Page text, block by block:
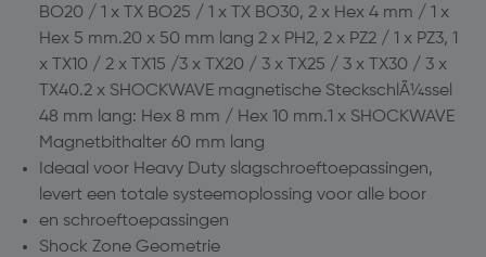
BO20 / 1 x TX BO25 / 1 x TX BO30, 2 x Hex 4 mm / 1 x
Hex 5 mm.20 x 50 mm lang 2 x PH2, 2 x PZ2 / 1 x PZ3, 1
x TX10 / 2 x TX15 /3 x TX20 / 3 x TX25 / 3 x TX30 / 3 x
TX40.2 x SHOCKWAVE magnetische SteckschlÃ¼ssel
48 mm lang: Hex 8 mm / Hex 10 mm.1 x SHOCKWAVE
Magnetbithalter 60 mm lang
Ideaal voor Heavy Duty slagschroeftoepassingen,
levert een totale systeemoplossing voor alle boor
en schroeftoepassingen
Shock Zone Geometrie